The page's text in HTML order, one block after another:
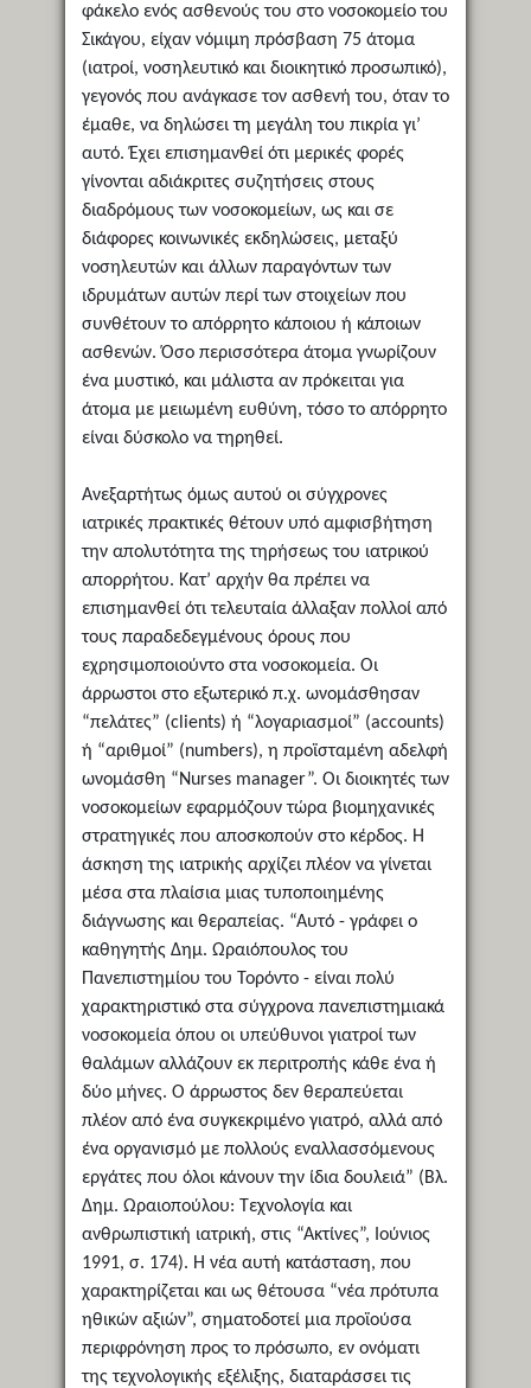
φάκελο ενός ασθενούς του στο νοσοκομείο του
Σικάγου, είχαν νόμιμη πρόσβαση 75 άτομα
(ιατροί, νοσηλευτικό και διοικητικό προσωπικό),
γεγονός που ανάγκασε τον ασθενή του, όταν το
έμαθε, να δηλώσει τη μεγάλη του πικρία γι’
αυτό. Έχει επισημανθεί ότι μερικές φορές
γίνονται αδιάκριτες συζητήσεις στους
διαδρόμους των νοσοκομείων, ως και σε
διάφορες κοινωνικές εκδηλώσεις, μεταξύ
νοσηλευτών και άλλων παραγόντων των
ιδρυμάτων αυτών περί των στοιχείων που
συνθέτουν το απόρρητο κάποιου ή κάποιων
ασθενών. Όσο περισσότερα άτομα γνωρίζουν
ένα μυστικό, και μάλιστα αν πρόκειται για
άτομα με μειωμένη ευθύνη, τόσο το απόρρητο
είναι δύσκολο να τηρηθεί.
Ανεξαρτήτως όμως αυτού οι σύγχρονες
ιατρικές πρακτικές θέτουν υπό αμφισβήτηση
την απολυτότητα της τηρήσεως του ιατρικού
απορρήτου. Κατ’ αρχήν θα πρέπει να
επισημανθεί ότι τελευταία άλλαξαν πολλοί από
τους παραδεδεγμένους όρους που
εχρησιμοποιούντο στα νοσοκομεία. Οι
άρρωστοι στο εξωτερικό π.χ. ωνομάσθησαν
“πελάτες” (clients) ή “λογαριασμοί” (accounts)
ή “αριθμοί” (numbers), η προϊσταμένη αδελφή
ωνομάσθη “Nurses manager”. Οι διοικητές των
νοσοκομείων εφαρμόζουν τώρα βιομηχανικές
στρατηγικές που αποσκοπούν στο κέρδος. Η
άσκηση της ιατρικής αρχίζει πλέον να γίνεται
μέσα στα πλαίσια μιας τυποποιημένης
διάγνωσης και θεραπείας. “Αυτό - γράφει ο
καθηγητής Δημ. Ωραιόπουλος του
Πανεπιστημίου του Τορόντο - είναι πολύ
χαρακτηριστικό στα σύγχρονα πανεπιστημιακά
νοσοκομεία όπου οι υπεύθυνοι γιατροί των
θαλάμων αλλάζουν εκ περιτροπής κάθε ένα ή
δύο μήνες. Ο άρρωστος δεν θεραπεύεται
πλέον από ένα συγκεκριμένο γιατρό, αλλά από
ένα οργανισμό με πολλούς εναλλασσόμενους
εργάτες που όλοι κάνουν την ίδια δουλειά” (Βλ.
Δημ. Ωραιοπούλου: Τεχνολογία και
ανθρωπιστική ιατρική, στις “Ακτίνες”, Ιούνιος
1991, σ. 174). Η νέα αυτή κατάσταση, που
χαρακτηρίζεται και ως θέτουσα “νέα πρότυπα
ηθικών αξιών”, σηματοδοτεί μια προϊούσα
περιφρόνηση προς το πρόσωπο, εν ονόματι
της τεχνολογικής εξέλιξης, διαταράσσει τις